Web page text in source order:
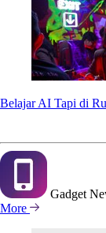
Belajar AI Tapi di
Gadget
More